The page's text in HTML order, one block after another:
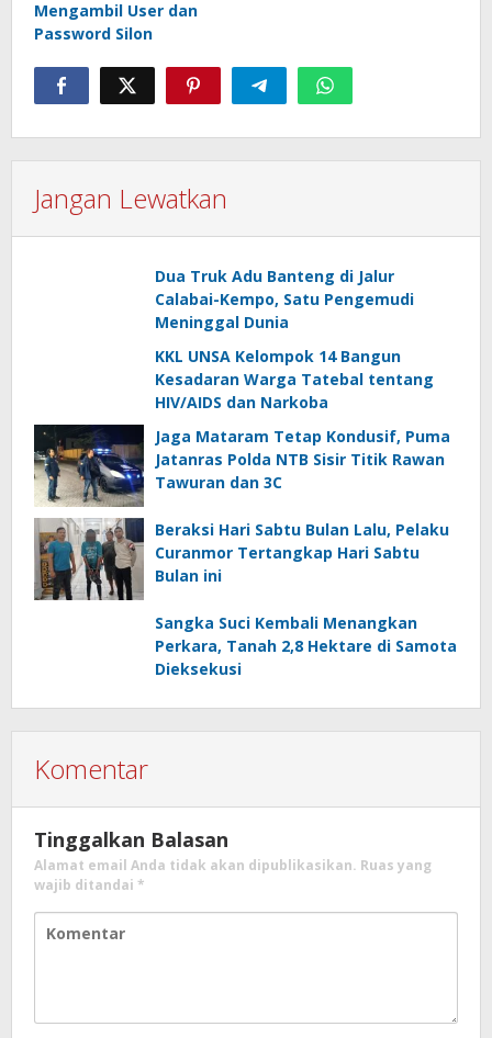
Mengambil User dan
Password Silon
Jangan Lewatkan
Dua Truk Adu Banteng di Jalur
Calabai-Kempo, Satu Pengemudi
Meninggal Dunia
KKL UNSA Kelompok 14 Bangun
Kesadaran Warga Tatebal tentang
HIV/AIDS dan Narkoba
Jaga Mataram Tetap Kondusif, Puma
Jatanras Polda NTB Sisir Titik Rawan
Tawuran dan 3C
Beraksi Hari Sabtu Bulan Lalu, Pelaku
Curanmor Tertangkap Hari Sabtu
Bulan ini
Sangka Suci Kembali Menangkan
Perkara, Tanah 2,8 Hektare di Samota
Dieksekusi
Komentar
Tinggalkan Balasan
Alamat email Anda tidak akan dipublikasikan. Ruas yang
wajib ditandai *